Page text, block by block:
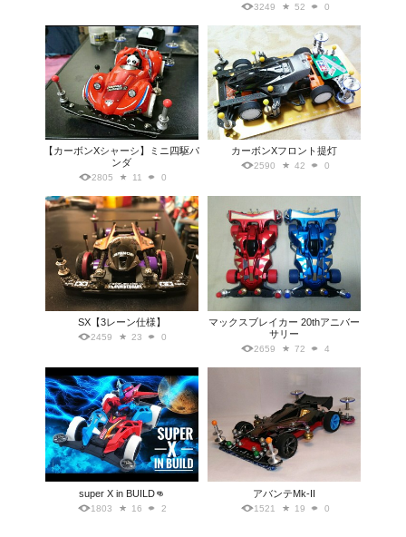
3249 52 0
【カーボンXシャーシ】ミニ四駆パ
ンダ
2805 11 0
カーボンXフロント提灯
2590 42 0
SX【3レーン仕様】
2459 23 0
マックスブレイカー 20thアニバー
サリー
2659 72 4
super X in BUILD👊
1803 16 2
アバンテMk-II
1521 19 0